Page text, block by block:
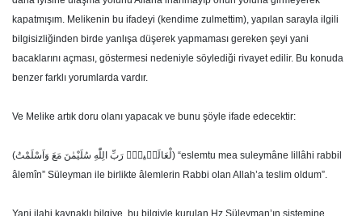
kapatmışım. Melikenin bu ifadeyi (kendime zulmettim), yapılan sarayla ilgili
bilgisizliğinden birde yanlışa düşerek yapmaması gereken şeyi yani
bacaklarını açması, göstermesi nedeniyle söylediği rivayet edilir. Bu konuda
benzer farklı yorumlarda vardır.
Ve Melike artık doru olanı yapacak ve bunu şöyle ifade edecektir:
(لْعَالَم۪ينَ۟ رَبِّ الِلّٰهِ سُلَيْمٰنَ مَعَ وَاَسْلَمْتُ) “eslemtu mea suleymâne lillâhi rabbil
âlemîn” Süleyman ile birlikte âlemlerin Rabbi olan Allah’a teslim oldum”.
Yani ilahi kaynaklı bilgiye, bu bilgiyle kurulan Hz.Süleyman’ın sistemine,